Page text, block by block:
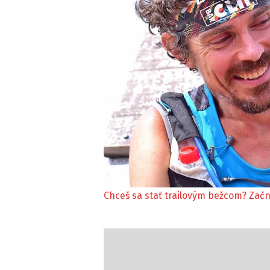
Chceš sa stať trailovým bežcom?